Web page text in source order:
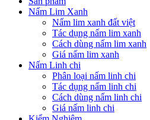
Nấm Lim Xanh
Nấm lim xanh đất việt
Tác dụng nấm lim xanh
Cách dùng nấm lim xanh
Giá nấm lim xanh
Nấm Linh chi
Phân loại nấm linh chi
Tác dụng nấm linh chi
Cách dùng nấm linh chi
Giá nấm linh chi